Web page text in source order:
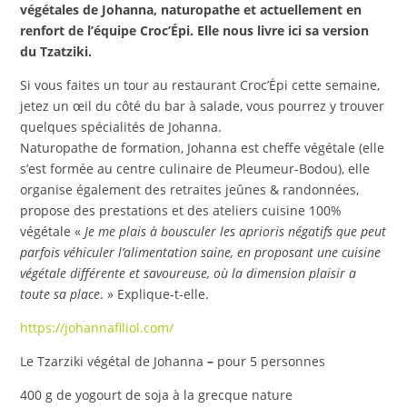
végétales de Johanna, naturopathe et actuellement en
renfort de l’équipe Croc’Épi. Elle nous livre ici sa version
du Tzatziki.
Si vous faites un tour au restaurant Croc’Épi cette semaine,
jetez un œil du côté du bar à salade, vous pourrez y trouver
quelques spécialités de Johanna.
Naturopathe de formation, Johanna est cheffe végétale (elle
s’est formée au centre culinaire de Pleumeur-Bodou), elle
organise également des retraites jeûnes & randonnées,
propose des prestations et des ateliers cuisine 100%
végétale «Je me plais à bousculer les aprioris négatifs que peut
parfois véhiculer l’alimentation saine, en proposant une cuisine
végétale différente et savoureuse, où la dimension plaisir a
toute sa place. » Explique-t-elle.
https://johannafiliol.com/
Le Tzarziki végétal de Johanna – pour 5 personnes
400 g de yogourt de soja à la grecque nature